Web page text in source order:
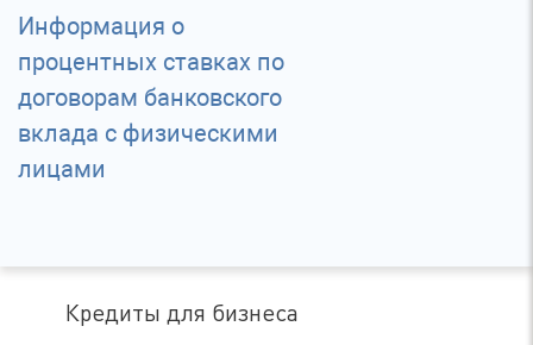
Информация о
процентных ставках по
договорам банковского
вклада с физическими
лицами
Кредиты для бизнеса